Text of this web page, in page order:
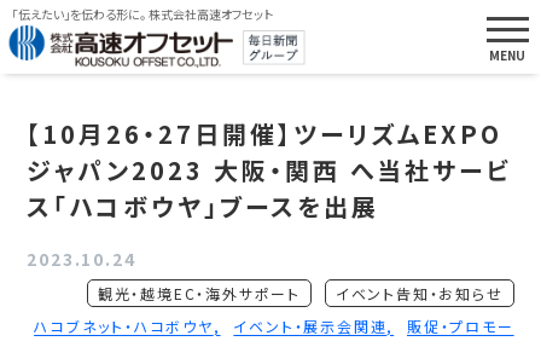
「伝えたい」を伝わる形に。 株式会社高速オフセット
【10月26・27日開催】ツーリズムEXPO
ジャパン2023 大阪・関西 へ当社サービ
ス「ハコボウヤ」ブースを出展
2023.10.24
観光・越境EC・海外サポート
イベント告知・お知らせ
ハコブネット・ハコボウヤ
イベント・展示会関連
販促・プロモー